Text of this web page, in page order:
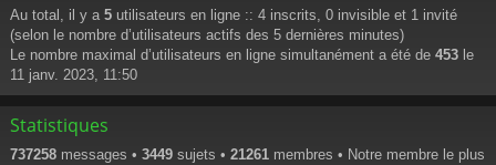
Au total, il y a 5 utilisateurs en ligne :: 4 inscrits, 0 invisible et 1 invité
(selon le nombre d’utilisateurs actifs des 5 dernières minutes)
Le nombre maximal d’utilisateurs en ligne simultanément a été de 453 le
11 janv. 2023, 11:50
Statistiques
737258 messages • 3449 sujets • 21261 membres • Notre membre le plus